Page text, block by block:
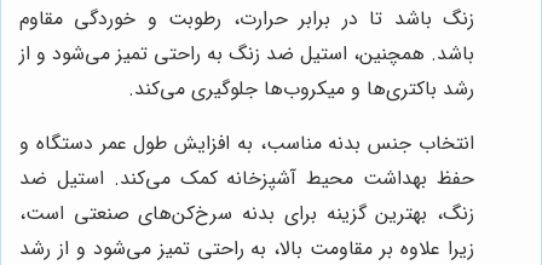
زنگ باشد تا در برابر حرارت، رطوبت و خوردگی مقاوم
باشد. همچنین، استیل ضد زنگ به راحتی تمیز می‌شود و از
رشد باکتری‌ها و میکروب‌ها جلوگیری می‌کند.
انتخاب جنس بدنه مناسب، به افزایش طول عمر دستگاه و
حفظ بهداشت محیط آشپزخانه کمک می‌کند. استیل ضد
زنگ، بهترین گزینه برای بدنه سرخ‌کن‌های صنعتی است،
زیرا علاوه بر مقاومت بالا، به راحتی تمیز می‌شود و از رشد